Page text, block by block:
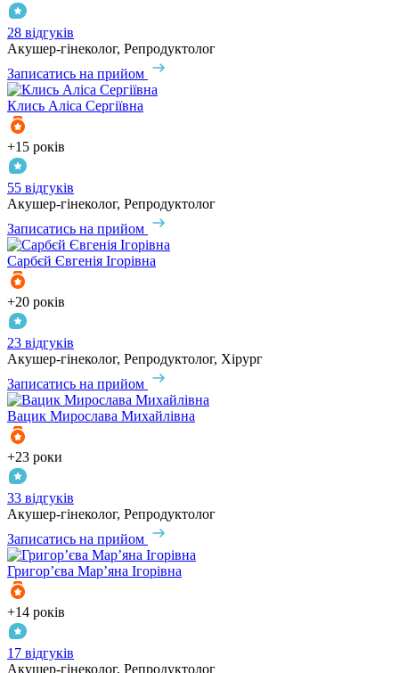
28 відгуків
Акушер-гінеколог, Репродуктолог
Записатись на прийом
Клись Аліса Сергіївна
+15 років
55 відгуків
Акушер-гінеколог, Репродуктолог
Записатись на прийом
Сарбєй Євгенія Ігорівна
+20 років
23 відгуків
Акушер-гінеколог, Репродуктолог, Хірург
Записатись на прийом
Вацик Мирослава Михайлівна
+23 роки
33 відгуків
Акушер-гінеколог, Репродуктолог
Записатись на прийом
Григор’єва Мар’яна Ігорівна
+14 років
17 відгуків
Акушер-гінеколог, Репродуктолог